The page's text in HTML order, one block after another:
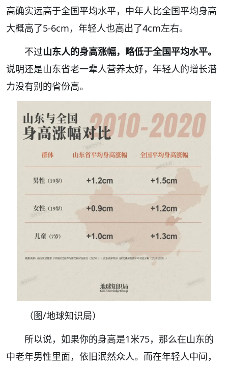
高确实远高于全国平均水平，中年人比全国平均身高
大概高了5-6cm，年轻人也高出了4cm左右。
不过山东人的身高涨幅，略低于全国平均水平。
说明还是山东省老一辈人营养太好，年轻人的增长潜
力没有别的省份高。
（图/地球知识局）
所以说，如果你的身高是1米75，那么在山东的
中老年男性里面，依旧泯然众人。而在年轻人中间，